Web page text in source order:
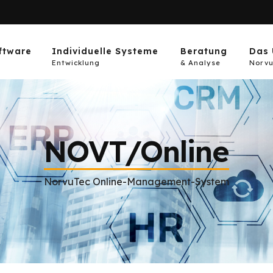
Individuelle Systeme
Entwicklung
Beratung
& Analyse
Das
NOVT/Online
NorvuTec Online-Management-System